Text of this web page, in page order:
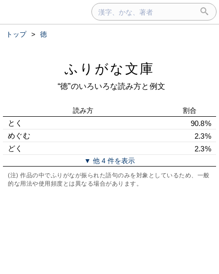
トップ > 徳
ふりがな文庫
“徳”のいろいろな読み方と例文
読み方 割合
とく
90.8%
めぐむ
2.3%
どく
2.3%
▼ 他 4 件を表示
(注) 作品の中でふりがなが振られた語句のみを対象としているため、一般
的な用法や使用頻度とは異なる場合があります。